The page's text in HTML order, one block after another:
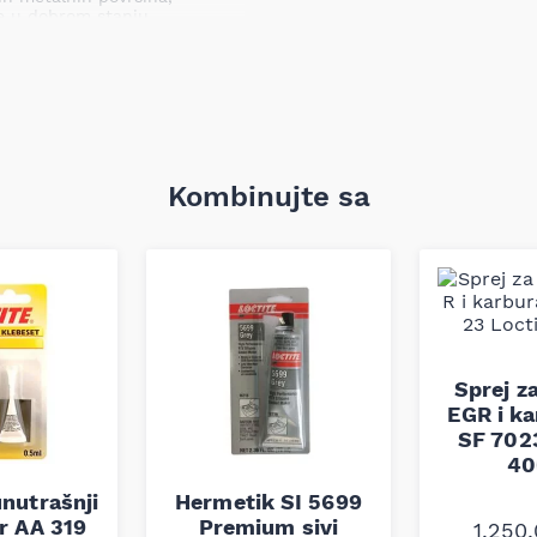
materijalima
proizvod je idealan za
boljeg prenosa
masti mogu se lakše
visoke temperature i
u kontaktu sa benzinom i
Kombinujte sa
AA 319
Hermetik SI 5699
Premium sivi
Sprej
EGR i
SF